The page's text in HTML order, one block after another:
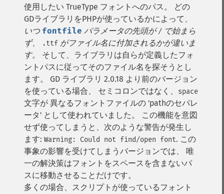
使用したい TrueType フォントへのパス。
どの
GDライブラリをPHPが使っているかによって、
いつ fontfile パラメータの先頭が/ で始まら
ず、
.ttf がファイル名に付加されるかが違いま
す。
そして、ライブラリは自らが定義したフォ
ントパスに従ってそのファイル名を探そうとし
ます。 GD ライブラリ 2.0.18 より前のバージョン
を使っている場合、 セミコロンではなく、
space
文字が 異なるフォントファイルの 'pathのセパレ
ータ' として使われていました。 この機能を意図
せず使ってしまうと、次のような警告が発生し
ます: Warning: Could not find/open font. この
事象の影響を受けてしまうバージョンでは、 唯
一の解決策はフォントをスペースを含まないパ
スに移動させることだけです。
多くの場合、スクリプトが使っているフォント